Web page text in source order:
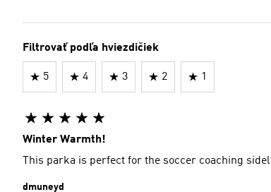
Filtrovať podľa hviezdičiek
5 4 3 2 1
Winter Warmth!
This parka is perfect for the soccer coaching
dmuneyd